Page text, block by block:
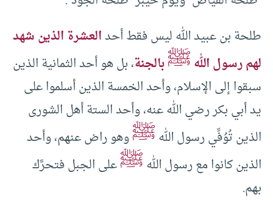
طلحة بن عبيد الله ليس فقط أحدالعشرة الذين شهد
لهم رسول اللهﷺبالجنة، بل هو أحد الثمانية الذين
سبقوا إلى الإسلام، وأحد الخمسة الذين أسلموا على
يد أبي بكر رضي الله عنه، وأحد الستة أهل الشورى
الذين تُوُفِّي رسول اللهﷺوهو راض عنهم، وأحد
الذين كانوا مع رسول اللهﷺعلى الجبل فتحرَّك
بهم.